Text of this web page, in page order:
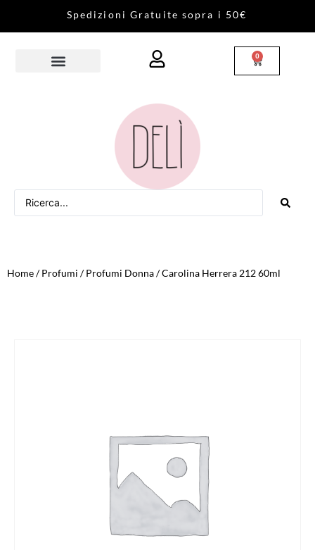
Sped izi on i Gratu ite sopra i 50€
0
Home/Profumi /Profumi Donna/ Carolina Herrera 212 60ml